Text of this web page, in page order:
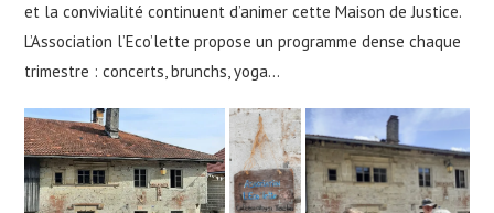
et la convivialité continuent d’animer cette Maison de Justice.
L’Association l’Eco’lette propose un programme dense chaque
trimestre : concerts, brunchs, yoga…